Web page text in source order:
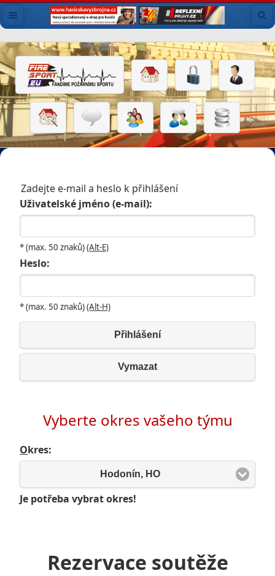
Zadejte e-mail a heslo k přihlášení
Uživatelské jméno (e-mail):
* (max. 50 znaků)(Alt-E)
Heslo:
* (max. 50 znaků)(Alt-H)
Přihlášení
Vymazat
Vyberte okres vašeho týmu
Okres:
Hodonín, HO
Je potřeba vybrat okres!
Rezervace soutěže